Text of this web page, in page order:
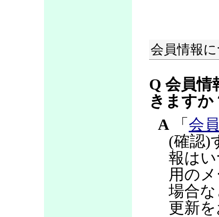
会員情報
Q 会員情
きますか
A 「 会
(確認)
報は
用の
場合
更新